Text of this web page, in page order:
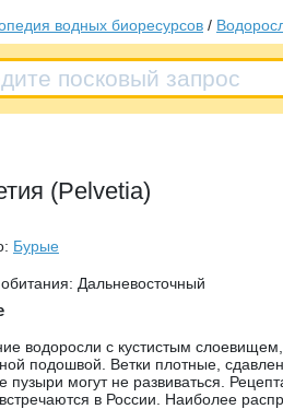
участием
Актуальные мониторинги
Динамика цен
водных биоресурсов /
(Pelvetia)
Бурые
Дальневосточный
водоросли с кустистым
подошвой. Ветки плотные,
пузыри могут не развиваться.
в России. Наиболее